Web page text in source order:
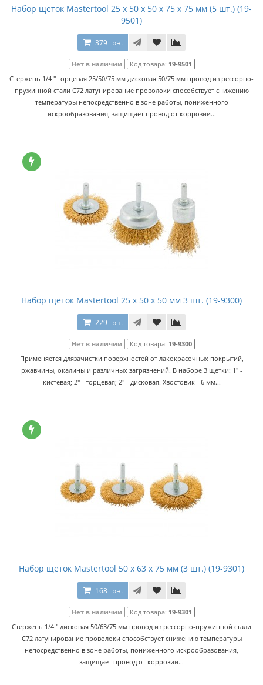
Набор щеток Mastertool 25 x 50 x 50 x 75 x 75 мм (5 шт.) (19-
9501)
379 грн.
Нет в наличии Код товара: 19-9501
Стержень 1/4 '' торцевая 25/50/75 мм дисковая 50/75 мм провод из рессорно-
пружинной стали C72 латунирование проволоки способствует снижению
температуры непосредственно в зоне работы, пониженного
искрообразования, защищает провод от коррозии...
Набор щеток Mastertool 25 x 50 x 50 мм 3 шт. (19-9300)
229 грн.
Нет в наличии Код товара: 19-9300
Применяется длязачистки поверхностей от лакокрасочных покрытий,
ржавчины, окалины и различных загрязнений. В наборе 3 щетки: 1" -
кистевая; 2" - торцевая; 2" - дисковая. Хвостовик - 6 мм...
Набор щеток Mastertool 50 x 63 x 75 мм (3 шт.) (19-9301)
168 грн.
Нет в наличии Код товара: 19-9301
Стержень 1/4 '' дисковая 50/63/75 мм провод из рессорно-пружинной стали
C72 латунирование проволоки способствует снижению температуры
непосредственно в зоне работы, пониженного искрообразования,
защищает провод от коррозии...